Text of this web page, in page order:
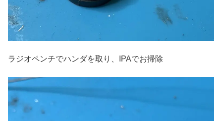
ラジオペンチでハンダを取り、IPAでお掃除